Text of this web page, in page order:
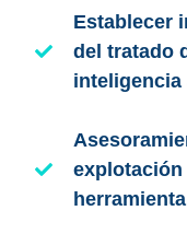
Establecer
del tratado
explotación